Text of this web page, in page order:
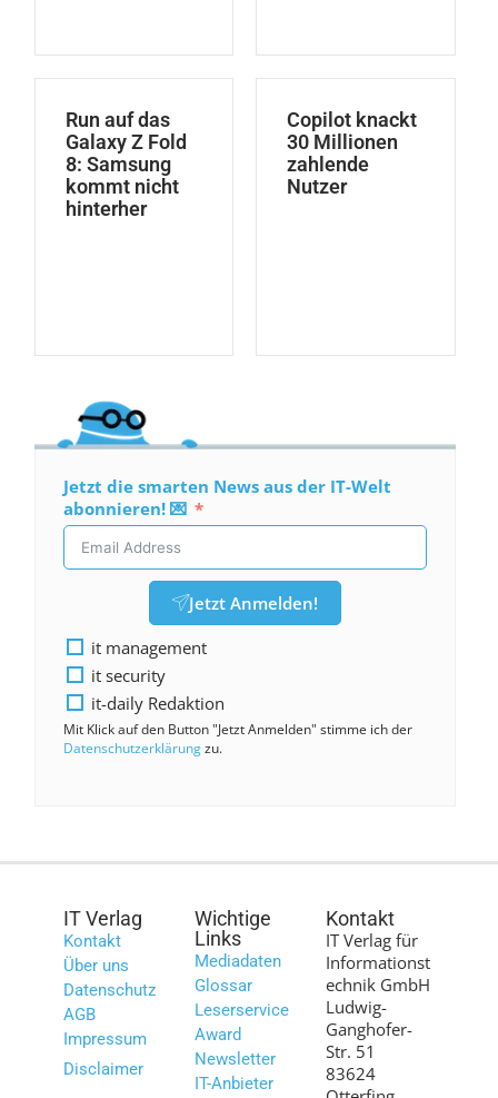
Run auf das
Galaxy Z Fold
8: Samsung
kommt nicht
hinterher
Copilot knackt
30 Millionen
zahlende
Nutzer
Jetzt die smarten News aus der IT-Welt
abonnieren! 💌
Jetzt Anmelden!
it management
it security
it-daily Redaktion
Mit Klick auf den Button "Jetzt Anmelden" stimme ich der
Datenschutzerklärungzu.
IT Verlag
Kontakt
Über uns
Datenschutz
AGB
Impressum
Disclaimer
Wichtige
Links
Mediadaten
Glossar
Leserservice
Award
Newsletter
IT-Anbieter
Kontakt
IT Verlag für
Informationst
echnik GmbH
Ludwig-
Ganghofer-
Str. 51
83624